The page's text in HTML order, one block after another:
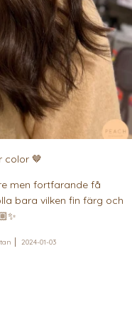
color 🤎
men fortfarande få
bara vilken fin färg och
2024-01-03